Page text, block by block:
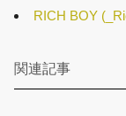
RICH BOY
関連記事